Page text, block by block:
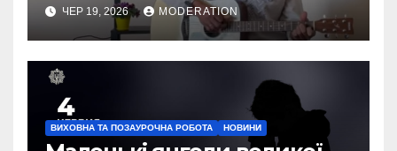
ЧЕР 19, 2026 MODERATION
ВИХОВНА ТА ПОЗАУРОЧНА РОБОТА НОВИНИ